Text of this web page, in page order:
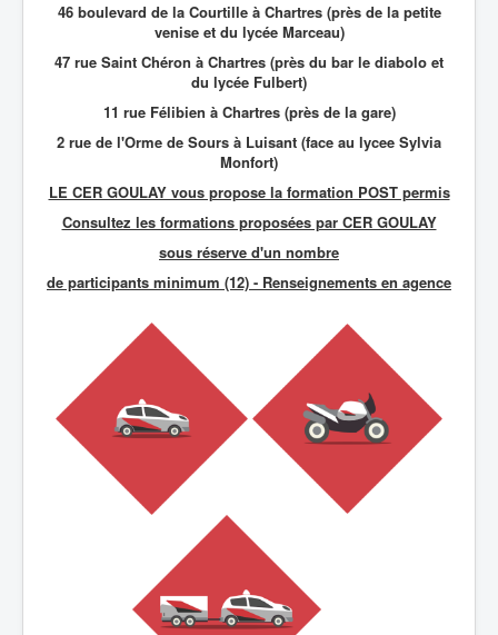
46 boulevard de la Courtille à Chartres (près de la petite
venise et du lycée Marceau)
47 rue Saint Chéron à Chartres (près du bar le diabolo et
du lycée Fulbert)
11 rue Félibien à Chartres (près de la gare)
2 rue de l'Orme de Sours à Luisant (face au lycee Sylvia
Monfort)
LE CER GOULAY vous propose la formation POST permis
Consultez les formations proposées par CER GOULAY
sous réserve d'un nombre
de participants minimum (12) - Renseignements en agence